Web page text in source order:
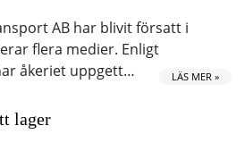
AB har blivit försatt i
flera medier. Enligt
åkeriet uppgett…
LÄS MER »
lager